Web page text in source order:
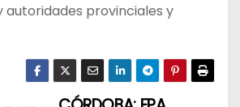
autoridades provinciales y